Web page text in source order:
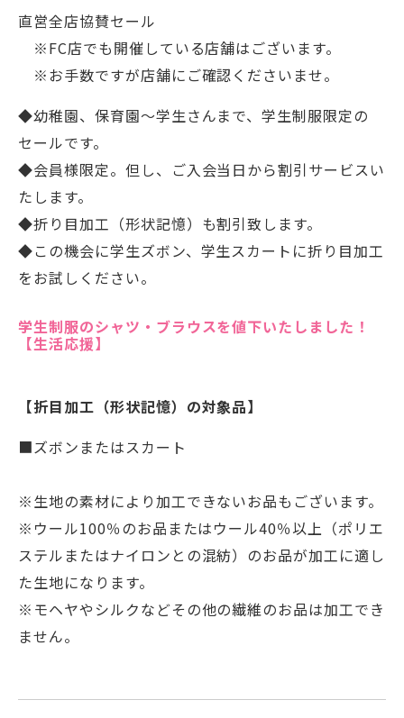
直営全店協賛セール
※FC店でも開催している店舗はございます。
※お手数ですが店舗にご確認くださいませ。
◆幼稚園、保育園～学生さんまで、学生制服限定の
セールです。
◆会員様限定。但し、ご入会当日から割引サービスい
たします。
◆折り目加工（形状記憶）も割引致します。
◆この機会に学生ズボン、学生スカートに折り目加工
をお試しください。
学生制服のシャツ・ブラウスを値下いたしました！
【生活応援】
【折目加工（形状記憶）の対象品】
■ズボンまたはスカート
※生地の素材により加工できないお品もございます。
※ウール100％のお品またはウール40％以上（ポリエ
ステルまたはナイロンとの混紡）のお品が加工に適し
た生地になります。
※モヘヤやシルクなどその他の繊維のお品は加工でき
ません。